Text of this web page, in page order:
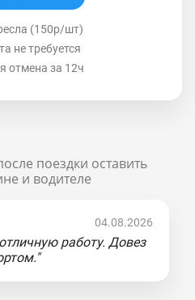
(150р/шт)
не требуется
отмена за 12ч
поездки оставить
и водителе
04.08.2026
работу. Довез